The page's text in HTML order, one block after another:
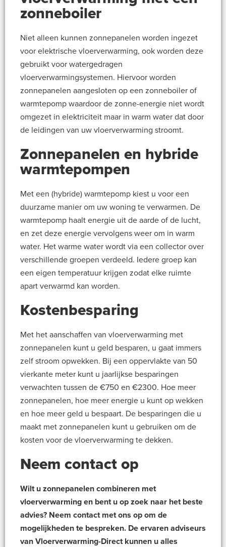
zonneboiler
Niet alleen kunnen zonnepanelen worden ingezet
voor elektrische vloerverwarming, ook worden deze
gebruikt voor watergedragen
vloerverwarmingsystemen. Hiervoor worden
zonnepanelen aangesloten op een zonneboiler of
warmtepomp waardoor de zonne-energie niet wordt
omgezet in elektriciteit maar in warm water dat door
de leidingen van uw vloerverwarming stroomt.
Zonnepanelen en hybride
warmtepompen
Met een (hybride) warmtepomp kiest u voor een
duurzame manier om uw woning te verwarmen. De
warmtepomp haalt energie uit de aarde of de lucht,
en zet deze energie vervolgens weer om in warm
water. Het warme water wordt via een collector over
verschillende groepen verdeeld. Iedere groep kan
een eigen temperatuur krijgen zodat elke ruimte
apart verwarmd kan worden.
Kostenbesparing
Met het aanschaffen van vloerverwarming met
zonnepanelen kunt u geld besparen, u gaat immers
zelf stroom opwekken. Bij een oppervlakte van 50
vierkante meter kunt u jaarlijkse besparingen
verwachten tussen de €750 en €2300. Hoe meer
zonnepanelen, hoe meer energie u kunt op wekken
en hoe meer geld u bespaart. De besparingen die u
maakt met zonnepanelen kunt u gebruiken om de
kosten voor de vloerverwarming te dekken.
Neem contact op
Wilt u zonnepanelen combineren met
vloerverwarming en bent u op zoek naar het beste
advies? Neem contact met ons op om de
mogelijkheden te bespreken. De ervaren adviseurs
van Vloerverwarming-Direct kunnen u alles